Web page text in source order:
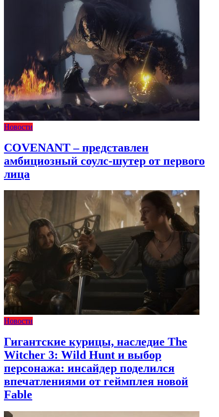
Новости
COVENANT – представлен
амбициозный соулс-шутер от первого
лица
Новости
Гигантские курицы, наследие The
Witcher 3: Wild Hunt и выбор
персонажа: инсайдер поделился
впечатлениями от геймплея новой
Fable